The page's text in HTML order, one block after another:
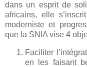
dans un esprit de
africains, elle
moderniste et
que la SNIA vise 4
Faciliter
en les faisant